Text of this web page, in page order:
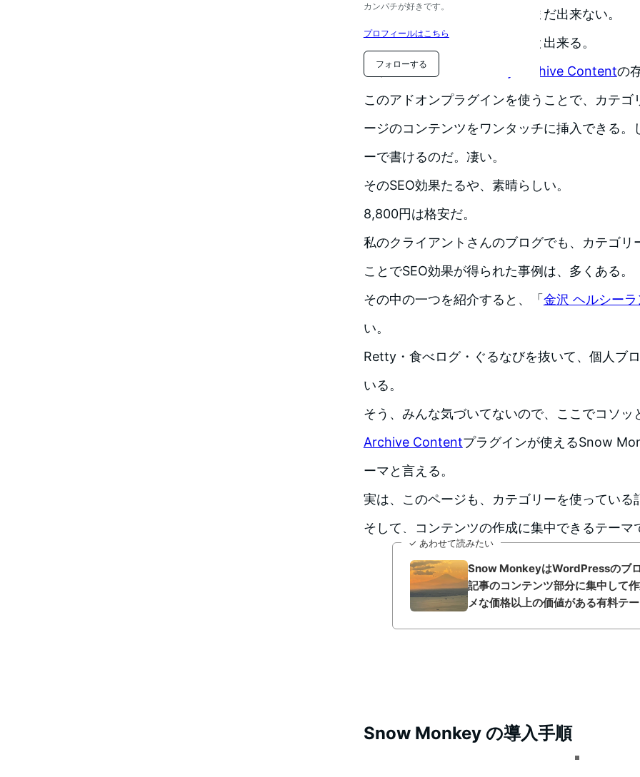
カンパチが好きです。
プロフィールはこちら
フォローする
って記事を執筆することは、まだ出来ない。
ところが、Snow Monkey だと出来る。
アドオンの Snow Monkey Archive Contentの
このアドオンプラグインを使うことで、カテ
ージのコンテンツをワンタッチに挿入できる。
ーで書けるのだ。凄い。
そのSEO効果たるや、素晴らしい。
8,800円は格安だ。
私のクライアントさんのブログでも、カテゴリ
ことでSEO効果が得られた事例は、多くある。
その中の一つを紹介すると、「金沢 ヘルシーラ
い。
Retty・食べログ・ぐるなびを抜いて、個人ブ
いる。
そう、みんな気づいてないので、ここでコソッ
Archive Contentプラグインが使えるSnow
ーマと言える。
実は、このページも、カテゴリーを使っている
そして、コンテンツの作成に集中できるテーマ
✓ あわせて読みたい
Snow MonkeyはWordPressのブロ
記事のコンテンツ部分に集中して
メな価格以上の価値がある有料テ
Snow Monkey の導入手順